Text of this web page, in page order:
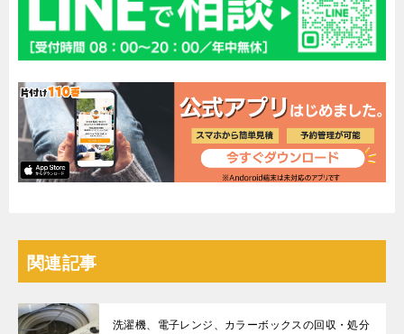
関連記事
洗濯機、電子レンジ、カラーボックスの回収・処分